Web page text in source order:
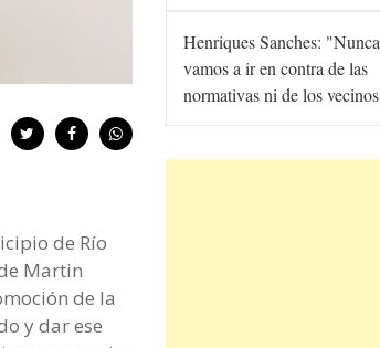
de Río
Martin
de la
y dar ese
Henriques Sanches: "Nunca
vamos a ir en contra de las
normativas ni de los vecinos